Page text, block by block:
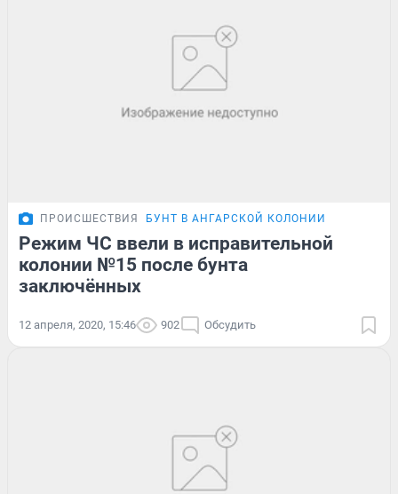
ПРОИСШЕСТВИЯ БУНТ В АНГАРСКОЙ КОЛОНИИ
Режим ЧС ввели в исправительной
колонии №15 после бунта
заключённых
12 апреля, 2020, 15:46 902 Обсудить